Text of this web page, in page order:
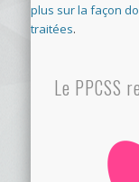
plus sur la façon
traitées.
Le PPCSS